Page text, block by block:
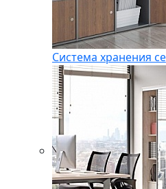
Система хранения